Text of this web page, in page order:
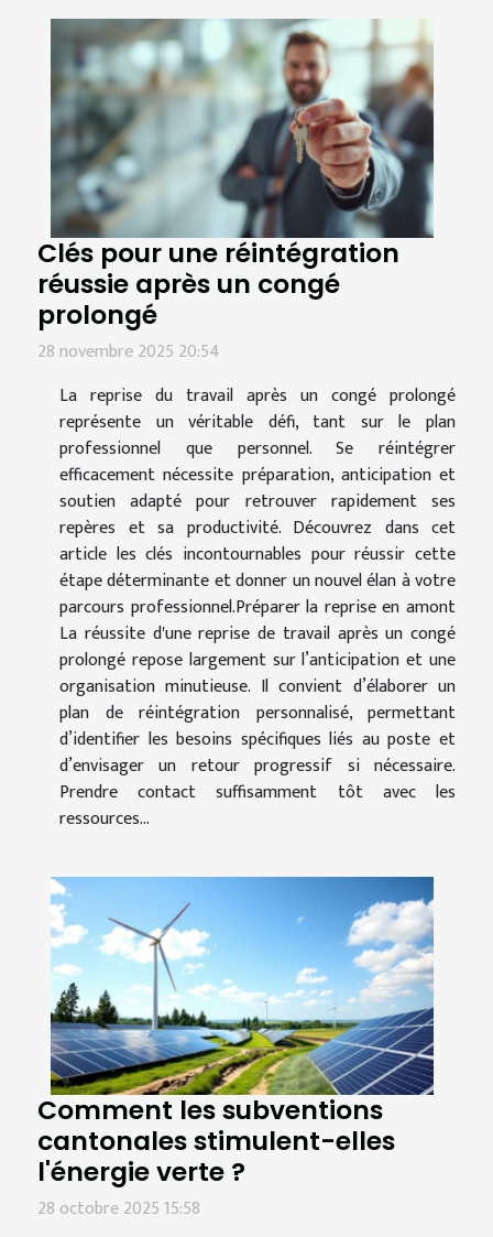
Clés pour une réintégration
réussie après un congé
prolongé
28 novembre 2025 20:54
La reprise du travail après un congé prolongé
représente un véritable défi, tant sur le plan
professionnel que personnel. Se réintégrer
efficacement nécessite préparation, anticipation et
soutien adapté pour retrouver rapidement ses
repères et sa productivité. Découvrez dans cet
article les clés incontournables pour réussir cette
étape déterminante et donner un nouvel élan à votre
parcours professionnel.Préparer la reprise en amont
La réussite d'une reprise de travail après un congé
prolongé repose largement sur l’anticipation et une
organisation minutieuse. Il convient d’élaborer un
plan de réintégration personnalisé, permettant
d’identifier les besoins spécifiques liés au poste et
d’envisager un retour progressif si nécessaire.
Prendre contact suffisamment tôt avec les
ressources...
Comment les subventions
cantonales stimulent-elles
l'énergie verte ?
28 octobre 2025 15:58